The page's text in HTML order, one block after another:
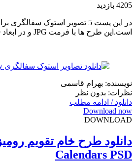
4205 بازدید
در این پست 5 تصویر استوک
است.این طرح ها با فرمت JPG و در ابعاد 2500*3800 می باشند.
نویسنده: بهرام قاسمی
نظرات: بدون نظر
دانلود / ادامه مطلب
Download now
DOWNLOAD
Calendars PSD